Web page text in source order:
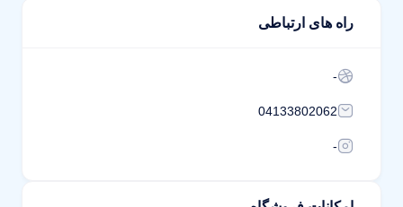
راه های ارتباطی
-
04133802062
-